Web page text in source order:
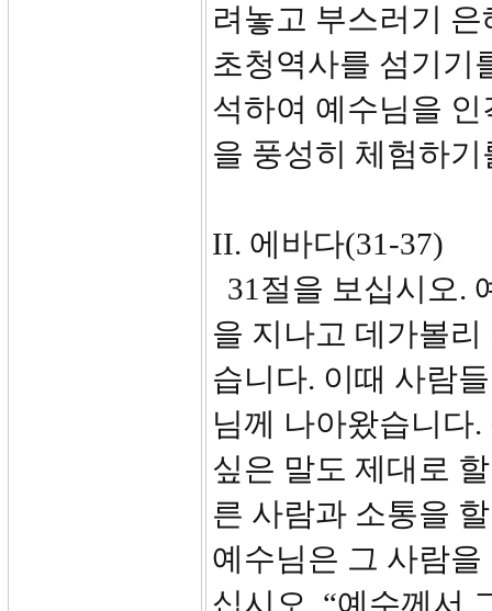
려놓고 부스러기
초청역사를 섬기기
석하여 예수님을
을 풍성히 체험하
II. 에바다(31-37)
31절을 보십시오.
을 지나고 데가볼
습니다. 이때 사람
님께 나아왔습니다
싶은 말도 제대로
른 사람과 소통을
예수님은 그 사람
십시오. “예수께서